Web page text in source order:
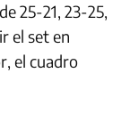
25-21, 23-25,
el set en
el cuadro